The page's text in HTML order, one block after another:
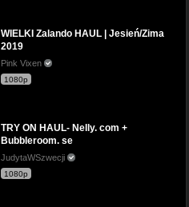
WIELKI Zalando HAUL | Jesień/Zima
2019
Pink Vixen
1080p
TRY ON HAUL- Nelly. com +
Bubbleroom. se
JudytaWSzwecji
1080p